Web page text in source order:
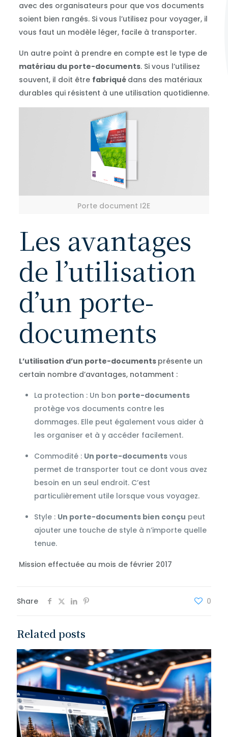
avec des organisateurs pour que vos documents
soient bien rangés. Si vous l’utilisez pour voyager, il
vous faut un modèle léger, facile à transporter.
Un autre point à prendre en compte est le type de
matériau du porte-documents. Si vous l’utilisez
souvent, il doit être fabriqué dans des matériaux
durables qui résistent à une utilisation quotidienne.
Porte document I2E
Les avantages
de l’utilisation
d’un porte-
documents
L’utilisation d’un porte-documents présente un
certain nombre d’avantages, notamment :
La protection : Un bon porte-documents
protège vos documents contre les
dommages. Elle peut également vous aider à
les organiser et à y accéder facilement.
Commodité : Un porte-documentsvous
permet de transporter tout ce dont vous avez
besoin en un seul endroit. C’est
particulièrement utile lorsque vous voyagez.
Style : Un porte-documents bien conçu peut
ajouter une touche de style à n’importe quelle
tenue.
Mission effectuée au mois de février 2017
Share 0
Related posts